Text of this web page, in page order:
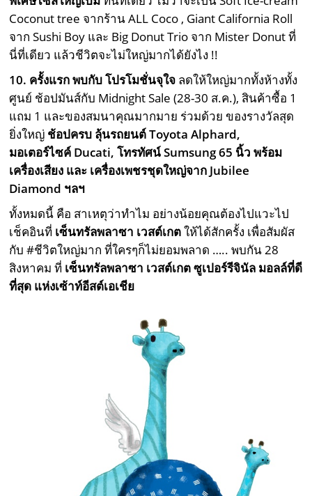
Coconut tree จากร้าน ALL Coco , Giant California Roll
จาก Sushi Boy และ Big Donut Trio จาก Mister Donut ที่
นี่ที่เดียว แล้วชีวิตจะไม่ใหญ่มากได้ยังไง !!
10. ครั้งแรก พบกับ โปรโมชั่นจุใจ ลดให้ใหญ่มากทั้งห้างทั้ง
ศูนย์ ช้อปมันส์กับ Midnight Sale (28-30 ส.ค.), สินค้าซื้อ 1
แถม 1 และของสมนาคุณมากมาย ร่วมด้วย ของรางวัลสุด
ยิ่งใหญ่ ช้อปครบ ลุ้นรถยนต์ Toyota Alphard,
มอเตอร์ไซค์ Ducati, โทรทัศน์ Sumsung 65 นิ้ว พร้อม
เครื่องเสียง และ เครื่องเพชรชุดใหญ่จาก Jubilee
Diamond ฯลฯ
ทั้งหมดนี้ คือ สาเหตุว่าทำไม อย่างน้อยคุณต้องไปแวะไป
เช็คอินที่ เซ็นทรัลพลาซา เวสต์เกตให้ได้สักครั้ง เพื่อสัมผัส
กับ #ชีวิตใหญ่มาก ที่ใครๆก็ไม่ยอมพลาด ….. พบกัน 28
สิงหาคม ที่ เซ็นทรัลพลาซา เวสต์เกต ซูเปอร์รีจินัล มอลล์ที่ดี
ที่สุด แห่งเซ้าท์อีสต์เอเชีย